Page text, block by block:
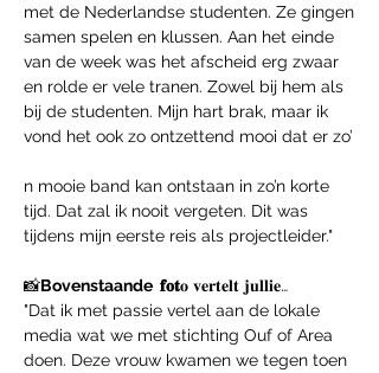
met de Nederlandse studenten. Ze gingen
samen spelen en klussen. Aan het einde
van de week was het afscheid erg zwaar
en rolde er vele tranen. Zowel bij hem als
bij de studenten. Mijn hart brak, maar ik
vond het ook zo ontzettend mooi dat er zo’
n mooie band kan ontstaan in zo’n korte
tijd. Dat zal ik nooit vergeten. Dit was
tijdens mijn eerste reis als projectleider."
📸Bovenstaande  𝐟𝐨𝐭𝐨 𝐯𝐞𝐫𝐭𝐞𝐥𝐭 𝐣𝐮𝐥𝐥𝐢𝐞…
"Dat ik met passie vertel aan de lokale
media wat we met stichting Ouf of Area
doen. Deze vrouw kwamen we tegen toen